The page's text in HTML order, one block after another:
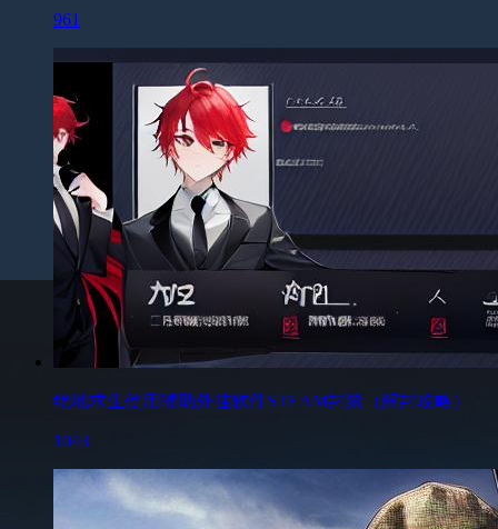
961
绝地求生使用辅助外挂软件STEAM封禁（解封攻略）
1043